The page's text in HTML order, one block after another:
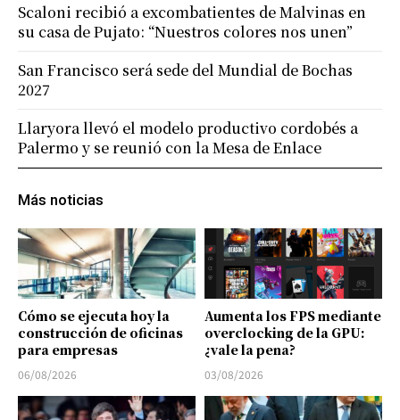
Más noticias
Cómo se ejecuta hoy la
construcción de oficinas
para empresas
06/08/2026
Aumenta los FPS mediante
overclocking de la GPU:
¿vale la pena?
03/08/2026
Scaloni recibió a excombatientes de Malvinas en
su casa de Pujato: “Nuestros colores nos unen”
San Francisco será sede del Mundial de Bochas
2027
Llaryora llevó el modelo productivo cordobés a
Palermo y se reunió con la Mesa de Enlace